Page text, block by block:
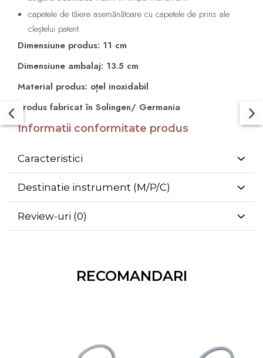
capetele de tăiere asemănătoare cu capetele de prins ale
cleștelui patent.
Dimensiune produs: 11 cm
Dimensiune ambalaj: 13.5 cm
Material produs: oțel inoxidabil
Produs fabricat în Solingen/ Germania
Informatii conformitate produs
Caracteristici
Destinatie instrument (M/P/C)
Review-uri (0)
RECOMANDARI